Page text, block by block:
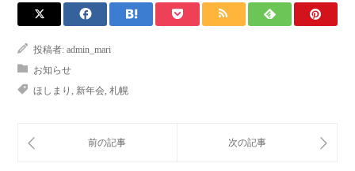
投稿者: admin_mari
お知らせ
ほしまり , 新年会, 札幌